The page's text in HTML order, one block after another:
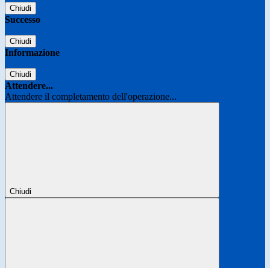
Chiudi
Successo
Chiudi
Informazione
Chiudi
Attendere...
Attendere il completamento dell'operazione...
Chiudi